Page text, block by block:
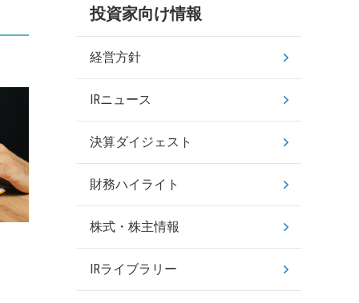
投資家向け情報
経営方針
IRニュース
決算ダイジェスト
財務ハイライト
株式・株主情報
IRライブラリー